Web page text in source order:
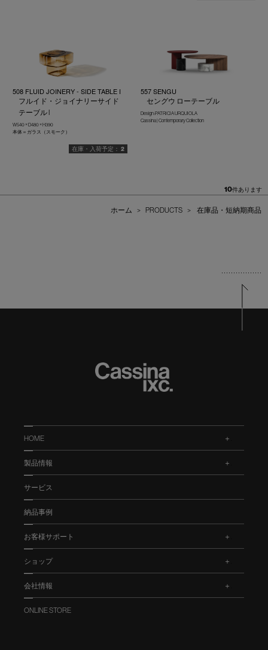
508 FLUID JOINERY - SIDE TABLE I
フルイド・ジョイナリーサイド
テーブル I
W540 × D480 × H390
本体＝ガラス（スモーク）
2
557 SENGU
セングウ ローテーブル
Design :PATRICIA URQUIOLA
Cassina | Contemporary Collection
10件あります
ホーム > PRODUCTS > 在庫品・短納期商品
HOME
製品情報
サービス
納品事例
お客様サポート
ショップ
会社情報
ONLINE STORE